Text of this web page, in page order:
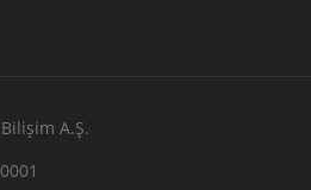
A.Ş.